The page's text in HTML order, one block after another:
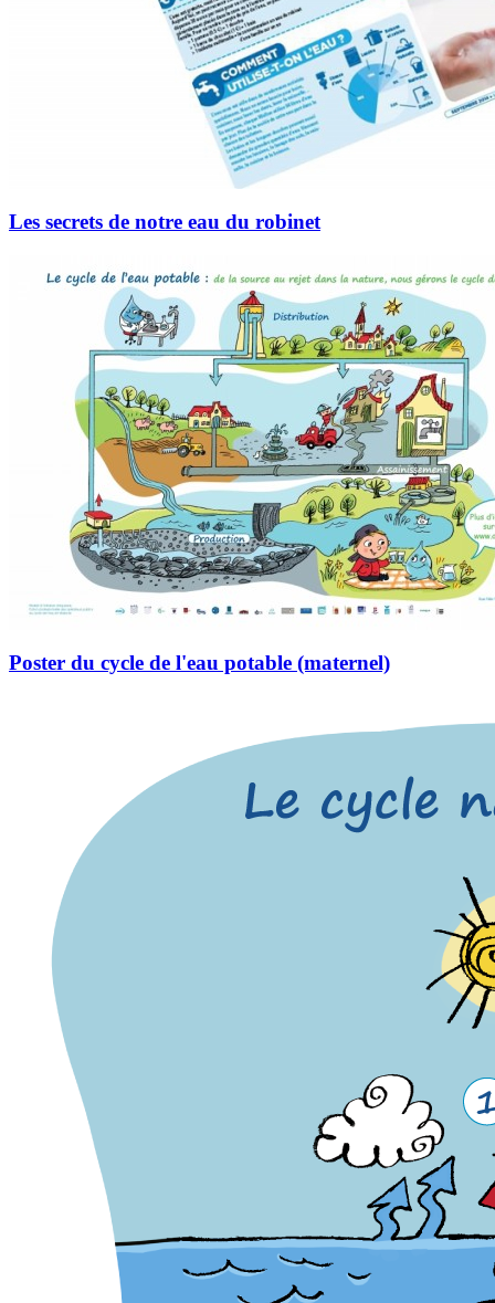
Les secrets de notre eau du robinet
Poster du cycle de l'eau potable (maternel)